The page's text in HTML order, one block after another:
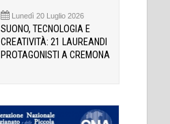
Lunedì 20 Luglio 2026
SUONO, TECNOLOGIA E
CREATIVITÀ: 21 LAUREANDI
PROTAGONISTI A CREMONA